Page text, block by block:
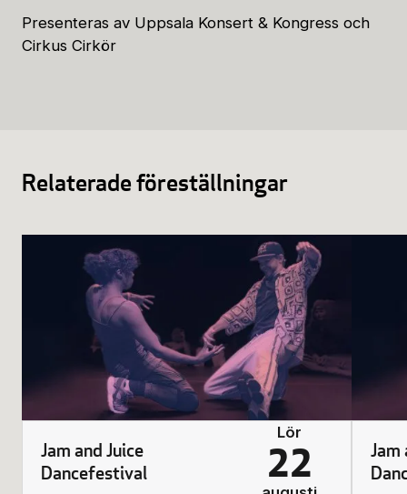
Presenteras av Uppsala Konsert & Kongress och
Cirkus Cirkör
Relaterade föreställningar
Jam and Juice
Dancefestival
Lör
22
Jam